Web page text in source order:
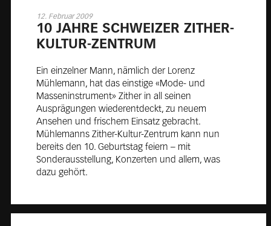
12. Februar 2009
10 JAH­RE SCHWEI­ZER ZI­THER-
KUL­TUR-ZEN­TRUM
Ein einzelner Mann, nämlich der Lorenz
Mühlemann, hat das einstige «Mode- und
Masseninstrument» Zither in all seinen
Ausprägungen wiederentdeckt, zu neuem
Ansehen und frischem Einsatz gebracht.
Mühlemanns Zither-Kultur-Zentrum kann nun
bereits den 10. Geburtstag feiern – mit
Sonderausstellung, Konzerten und allem, was
dazu gehört.